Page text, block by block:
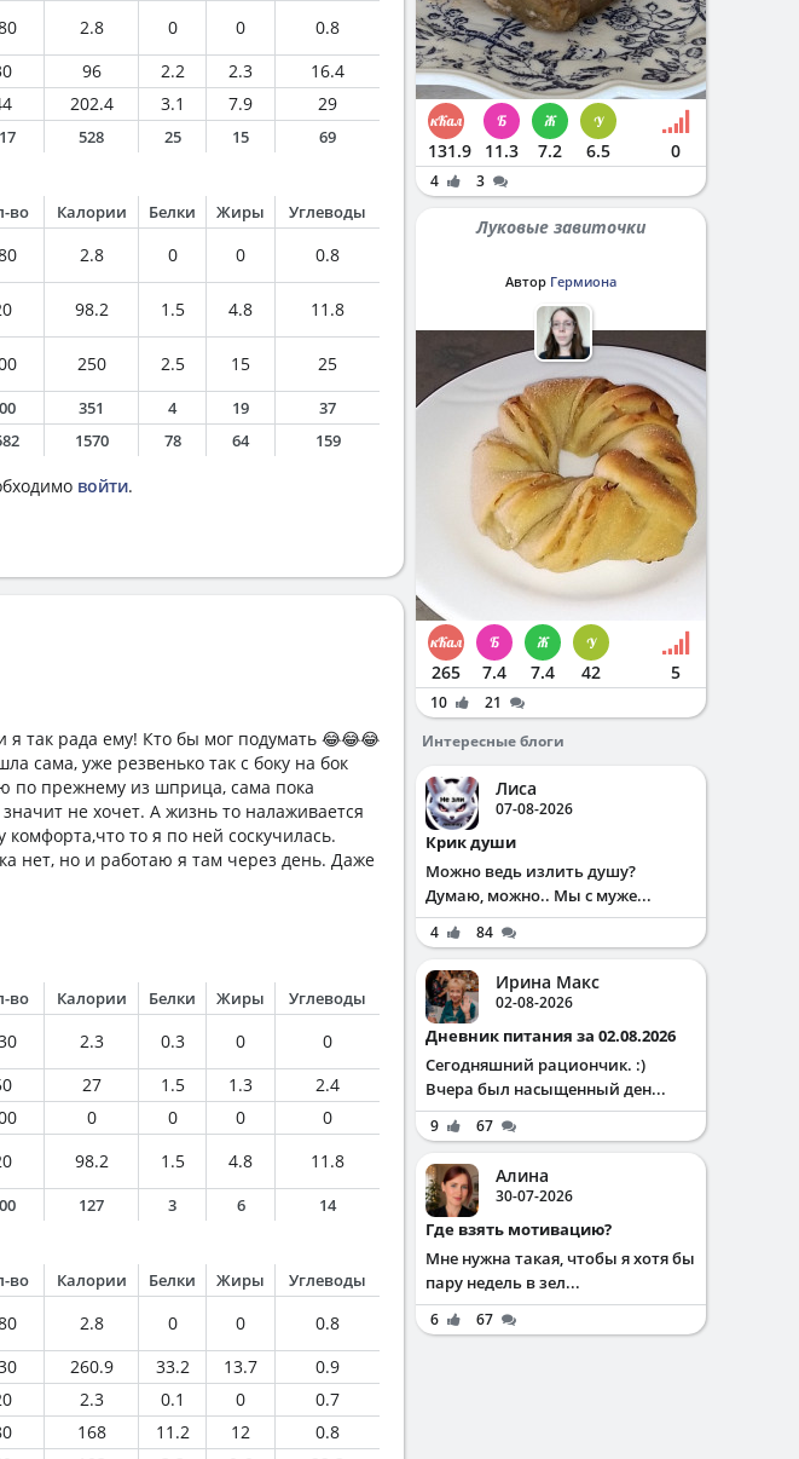
2.8 0 0
0.8
96 2.2 2.3
16.4
202.4 3.1 7.9
29
528 25 15 69
во Калории Белки Жиры Углеводы
2.8 0 0
0.8
98.2 1.5 4.8
11.8
250 2.5 15
25
351 4 19 37
1570 78 64 159
войти.
я так рада ему! Кто бы мог подумать 😂😂😂
сама, уже резвенько так с боку на бок
по прежнему из шприца, сама пока
не хочет. А жизнь то налаживается
комфорта,что то я по ней соскучилась.
нет, но и работаю я там через день. Даже
во Калории Белки Жиры Углеводы
2.3 0.3 0
0
27 1.5 1.3
2.4
0 0 0
0
98.2 1.5 4.8
11.8
127 3 6 14
во Калории Белки Жиры Углеводы
2.8 0 0
0.8
260.9 33.2 13.7
0.9
2.3 0.1 0
0.7
168 11.2 12
0.8
131.9 11.3 7.2 6.5 0
4 3
Луковые завиточки
Автор Гермиона
265 7.4 7.4 42 5
10
21
Интересные блоги
Лиса
07-08-2026
Крик души
Можно ведь излить душу?
Думаю, можно.. Мы с муже...
4 84
Ирина Макс
02-08-2026
Дневник питания за 02.08.2026
Сегодняшний рациончик. :)
Вчера был насыщенный ден...
9 67
Алина
30-07-2026
Где взять мотивацию?
Мне нужна такая, чтобы я хотя бы
пару недель в зел...
6 67